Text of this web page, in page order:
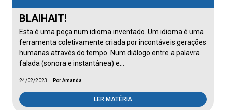
BLAIHAIT!
Esta é uma peça num idioma inventado. Um idioma é uma
ferramenta coletivamente criada por incontáveis gerações
humanas através do tempo. Num diálogo entre a palavra
falada (sonora e instantânea) e…
24/02/2023 Por Amanda
LER MATÉRIA